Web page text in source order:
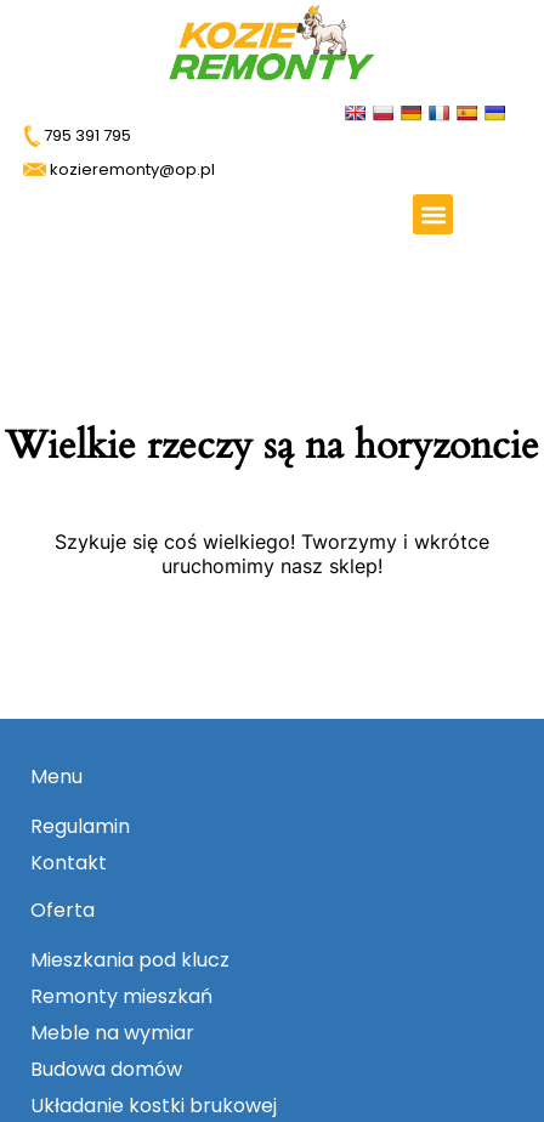
795 391 795
kozieremonty@op.pl
Wielkie rzeczy są na horyzoncie
Szykuje się coś wielkiego! Tworzymy i wkrótce
uruchomimy nasz sklep!
Menu
Regulamin
Kontakt
Oferta
Mieszkania pod klucz
Remonty mieszkań
Meble na wymiar
Budowa domów
Układanie kostki brukowej